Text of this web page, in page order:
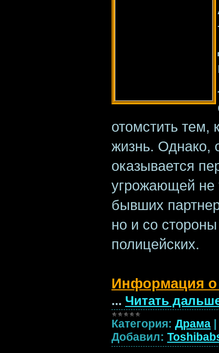
отомстить тем,
жизнь. Однако,
оказывается
угрожающей не
бывших
но и со
полицейских.
Информация
... Читать
Категория: Драма |
Добавил: